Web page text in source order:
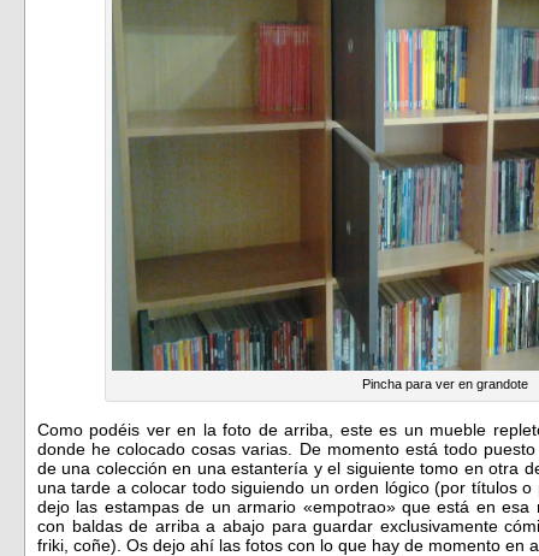
Pincha para ver en grandote
Como podéis ver en la foto de arriba, este es un mueble
donde he colocado cosas varias. De momento está todo
de una colección en una estantería y el siguiente tomo en otra
una tarde a colocar todo siguiendo un orden lógico (por títulos
dejo las estampas de un armario «empotrao» que está en esa
con baldas de arriba a abajo para guardar exclusivamente
friki, coñe). Os dejo ahí las fotos con lo que hay de momento en